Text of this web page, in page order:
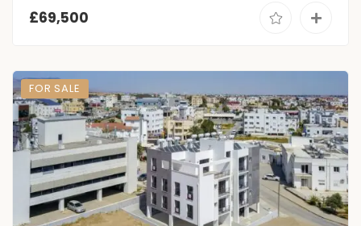
£69,500
FOR SALE